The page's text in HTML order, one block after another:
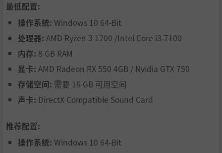
最低配置:
操作系统: Windows 10 64-Bit
处理器: AMD Ryzen 3 1200 /Intel Core i3-7100
内存: 8 GB RAM
显卡: AMD Radeon RX 550 4GB / Nvidia GTX 750
存储空间: 需要 16 GB 可用空间
声卡: DirectX Compatible Sound Card
推荐配置:
操作系统: Windows 10 64-Bit